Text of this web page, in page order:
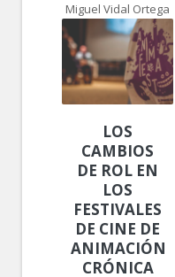
Miguel Vidal Ortega
LOS
CAMBIOS
DE ROL EN
LOS
FESTIVALES
DE CINE DE
ANIMACIÓN.
CRÓNICA